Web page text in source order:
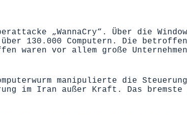
„WannaCry“. Über die
130.000 Computern. Die
vor allem große
manipulierte die
im Iran außer Kraft. Das bremste